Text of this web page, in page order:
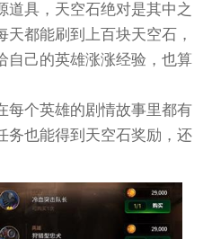
道具，天空石绝对是其中之
都能刷到上百块天空石，
自己的英雄涨涨经验，也算
每个英雄的剧情故事里都有
务也能得到天空石奖励，还